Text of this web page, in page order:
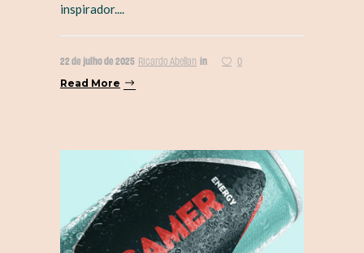
inspirador....
22 de julho de 2025 Ricardo Abellan in
0
Read More